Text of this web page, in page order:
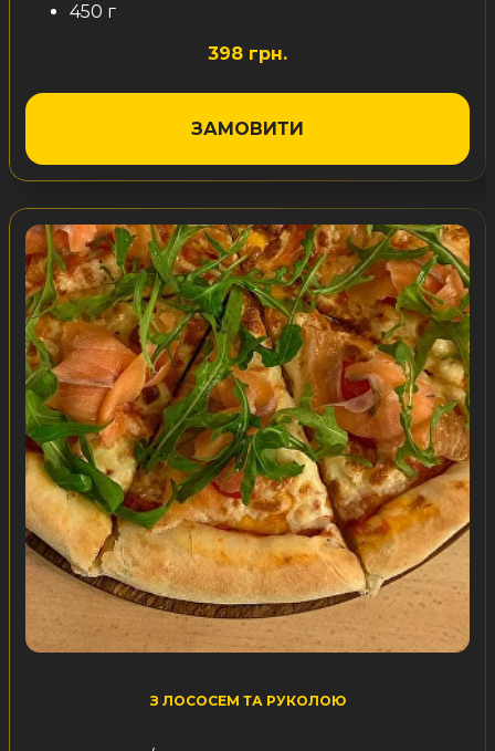
450 г
398 грн.
ЗАМОВИТИ
З ЛОСОСЕМ ТА РУКОЛОЮ